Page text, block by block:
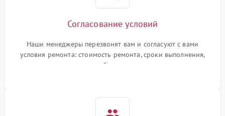
Согласование условий
Наши менеджеры перезвонят вам и согласуют с вами
условия ремонта: стоимость ремонта, сроки выполнения,
гарантийные условия